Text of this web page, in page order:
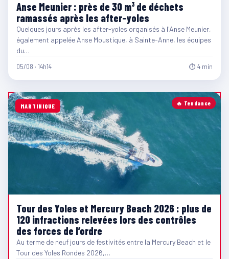
Anse Meunier : près de 30 m³ de déchets
ramassés après les after-yoles
Quelques jours après les after-yoles organisés à l'Anse Meunier,
également appelée Anse Moustique, à Sainte-Anne, les équipes
du…
05/08 · 14h14 ⏱ 4 min
🔥 Tendance
MARTINIQUE
Tour des Yoles et Mercury Beach 2026 : plus de
120 infractions relevées lors des contrôles
des forces de l’ordre
Au terme de neuf jours de festivités entre la Mercury Beach et le
Tour des Yoles Rondes 2026,…